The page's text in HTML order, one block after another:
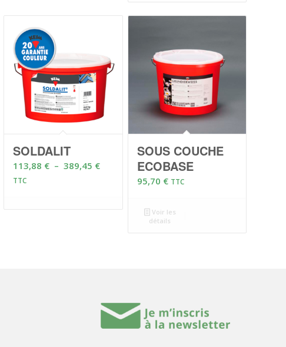
185,70 €
à
SOLDALIT
113,88 € – 389,45 €Plage
TTC
SOUS COUCHE
ECOBASE
95,70 € TTC
Voir les
détails